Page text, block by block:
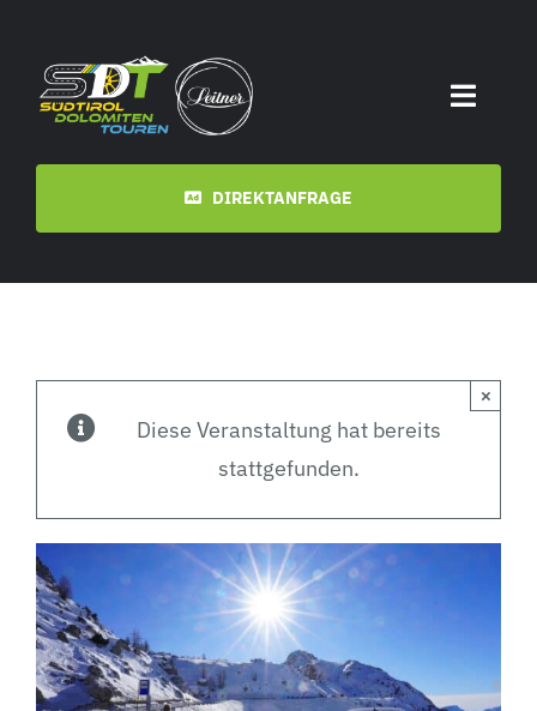
springen
Toggle
Videos
Hotel
Kontakt
DIREKTANFRAGE
Diese Veranstaltung hat bereits
stattgefunden.
×